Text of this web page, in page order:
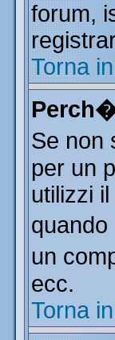
forum,
Torna
Se non
per un
utilizzi
un
ecc.
Torna